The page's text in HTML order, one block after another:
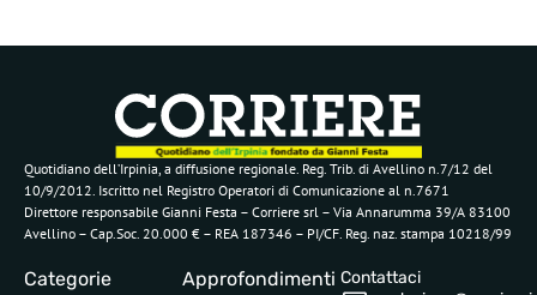
Quotidiano dell’Irpinia, a diffusione regionale. Reg. Trib. di Avellino n.7/12 del
10/9/2012. Iscritto nel Registro Operatori di Comunicazione al n.7671
Direttore responsabile Gianni Festa – Corriere srl – Via Annarumma 39/A 83100
Avellino – Cap.Soc. 20.000 € – REA 187346 – PI/CF. Reg. naz. stampa 10218/99
Categorie Approfondimenti Contattaci